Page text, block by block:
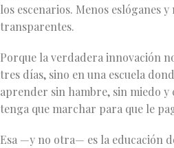
los escenarios. Menos eslóganes
transparentes.
Porque la verdadera innovación
tres días, sino en una escuela
aprender sin hambre, sin miedo y
tenga que marchar para que le
Esa —y no otra— es la educación